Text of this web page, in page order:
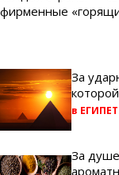
фирменные
За
в
За